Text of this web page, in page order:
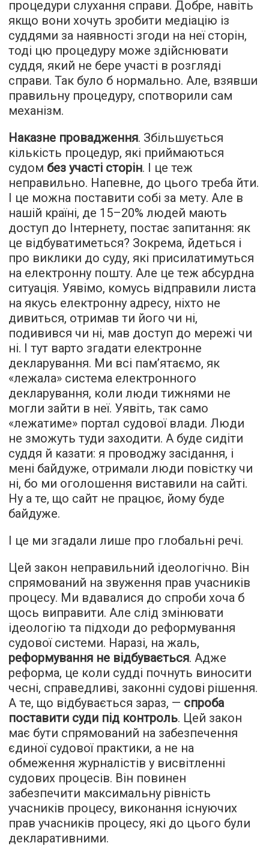
процедури слухання справи. Добре, навіть
якщо вони хочуть зробити медіацію із
суддями за наявності згоди на неї сторін,
тоді цю процедуру може здійснювати
суддя, який не бере участі в розгляді
справи. Так було б нормально. Але, взявши
правильну процедуру, спотворили сам
механізм.
Наказне провадження. Збільшується
кількість процедур, які приймаються
судом без участі сторін. І це теж
неправильно. Напевне, до цього треба йти.
І це можна поставити собі за мету. Але в
нашій країні, де 15–20% людей мають
доступ до Інтернету, постає запитання: як
це відбуватиметься? Зокрема, йдеться і
про виклики до суду, які присилатимуться
на електронну пошту. Але це теж абсурдна
ситуація. Уявімо, комусь відправили листа
на якусь електронну адресу, ніхто не
дивиться, отримав ти його чи ні,
подивився чи ні, мав доступ до мережі чи
ні. І тут варто згадати електронне
декларування. Ми всі пам’ятаємо, як
«лежала» система електронного
декларування, коли люди тижнями не
могли зайти в неї. Уявіть, так само
«лежатиме» портал судової влади. Люди
не зможуть туди заходити. А буде сидіти
суддя й казати: я проводжу засідання, і
мені байдуже, отримали люди повістку чи
ні, бо ми оголошення виставили на сайті.
Ну а те, що сайт не працює, йому буде
байдуже.
І це ми згадали лише про глобальні речі.
Цей закон неправильний ідеологічно. Він
спрямований на звуження прав учасників
процесу. Ми вдавалися до спроби хоча б
щось виправити. Але слід змінювати
ідеологію та підходи до реформування
судової системи. Наразі, на жаль,
реформування не відбувається. Адже
реформа, це коли судді почнуть виносити
чесні, справедливі, законні судові рішення.
А те, що відбувається зараз, — спроба
поставити суди під контроль. Цей закон
має бути спрямований на забезпечення
єдиної судової практики, а не на
обмеження журналістів у висвітленні
судових процесів. Він повинен
забезпечити максимальну рівність
учасників процесу, виконання існуючих
прав учасників процесу, які до цього були
декларативними.